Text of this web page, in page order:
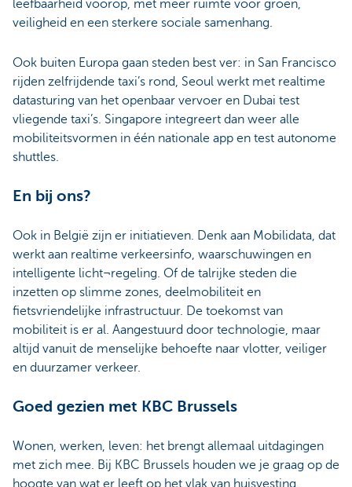
leefbaarheid voorop, met meer ruimte voor groen,
veiligheid en een sterkere sociale samenhang.
Ook buiten Europa gaan steden best ver: in San Francisco
rijden zelfrijdende taxi’s rond, Seoul werkt met realtime
datasturing van het openbaar vervoer en Dubai test
vliegende taxi’s. Singapore integreert dan weer alle
mobiliteitsvormen in één nationale app en test autonome
shuttles.
En bij ons?
Ook in België zijn er initiatieven. Denk aan Mobilidata, dat
werkt aan realtime verkeersinfo, waarschuwingen en
intelligente licht¬regeling. Of de talrijke steden die
inzetten op slimme zones, deelmobiliteit en
fietsvriendelijke infrastructuur. De toekomst van
mobiliteit is er al. Aangestuurd door technologie, maar
altijd vanuit de menselijke behoefte naar vlotter, veiliger
en duurzamer verkeer.
Goed gezien met KBC Brussels
Wonen, werken, leven: het brengt allemaal uitdagingen
met zich mee. Bij KBC Brussels houden we je graag op de
hoogte van wat er leeft op het vlak van huisvesting,